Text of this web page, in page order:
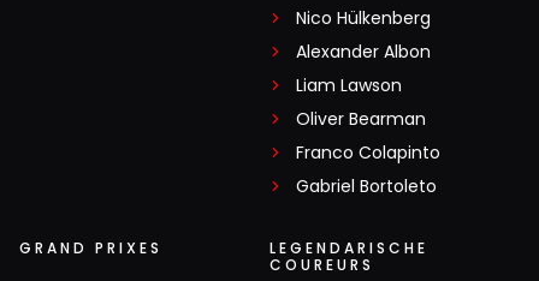
Nico Hülkenberg
Alexander Albon
Liam Lawson
Oliver Bearman
Franco Colapinto
Gabriel Bortoleto
GRAND PRIXES
LEGENDARISCHE
COUREURS